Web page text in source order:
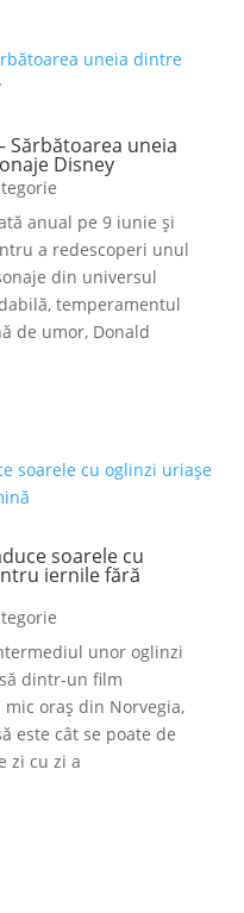
Sărbătoarea uneia
Disney
anual pe 9 iunie și
a redescoperi unul
din universul
temperamentul
de umor, Donald
soarele cu
iernile fără
unor oglinzi
dintr-un film
oraș din Norvegia,
este cât se poate de
zi cu zi a